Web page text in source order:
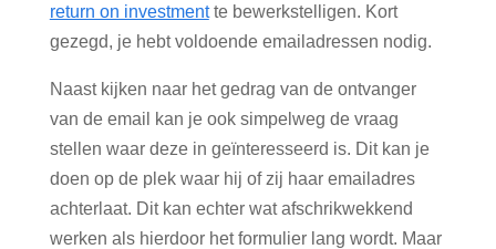
return on investmentte bewerkstelligen. Kort
gezegd, je hebt voldoende emailadressen nodig.
Naast kijken naar het gedrag van de ontvanger
van de email kan je ook simpelweg de vraag
stellen waar deze in geïnteresseerd is. Dit kan je
doen op de plek waar hij of zij haar emailadres
achterlaat. Dit kan echter wat afschrikwekkend
werken als hierdoor het formulier lang wordt. Maar